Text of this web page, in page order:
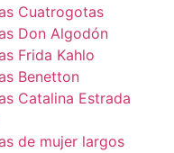
Cuatrogotas
Don Algodón
Frida Kahlo
Benetton
Catalina Estrada
de mujer largos